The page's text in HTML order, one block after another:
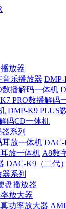
放器
乐播放器
数播解码一体机
PRO数播解码
DMP-K9 PLUS
码CD一体机
系列
放一体机 DAC-
放一体机 A8数
DAC-K9（二代
系列
盘播放器
放大器
功率放大器